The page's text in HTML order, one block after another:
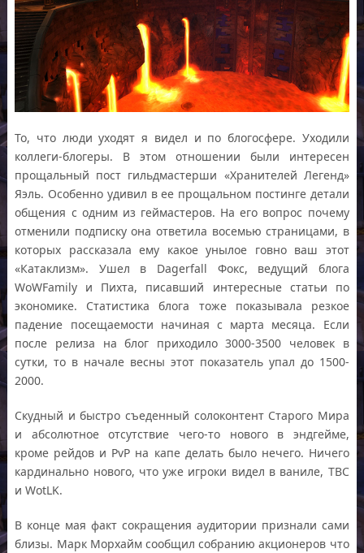
То, что люди уходят я видел и по блогосфере. Уходили
коллеги-блогеры. В этом отношении были интересен
прощальный пост гильдмастерши «Хранителей Легенд»
Яэль. Особенно удивил в ее прощальном постинге детали
общения с одним из геймастеров. На его вопрос почему
отменили подписку она ответила восемью страницами, в
которых рассказала ему какое унылое говно ваш этот
«Катаклизм». Ушел в Dagerfall Фокс, ведущий блога
WoWFamily и Пихта, писавший интересные статьи по
экономике. Статистика блога тоже показывала резкое
падение посещаемости начиная с марта месяца. Если
после релиза на блог приходило 3000-3500 человек в
сутки, то в начале весны этот показатель упал до 1500-
2000.
Скудный и быстро съеденный солоконтент Старого Мира
и абсолютное отсутствие чего-то нового в эндгейме,
кроме рейдов и PvP на капе делать было нечего. Ничего
кардинально нового, что уже игроки видел в ваниле, TBC
и WotLK.
В конце мая факт сокращения аудитории признали сами
близы. Марк Морхайм сообщил собранию акционеров что